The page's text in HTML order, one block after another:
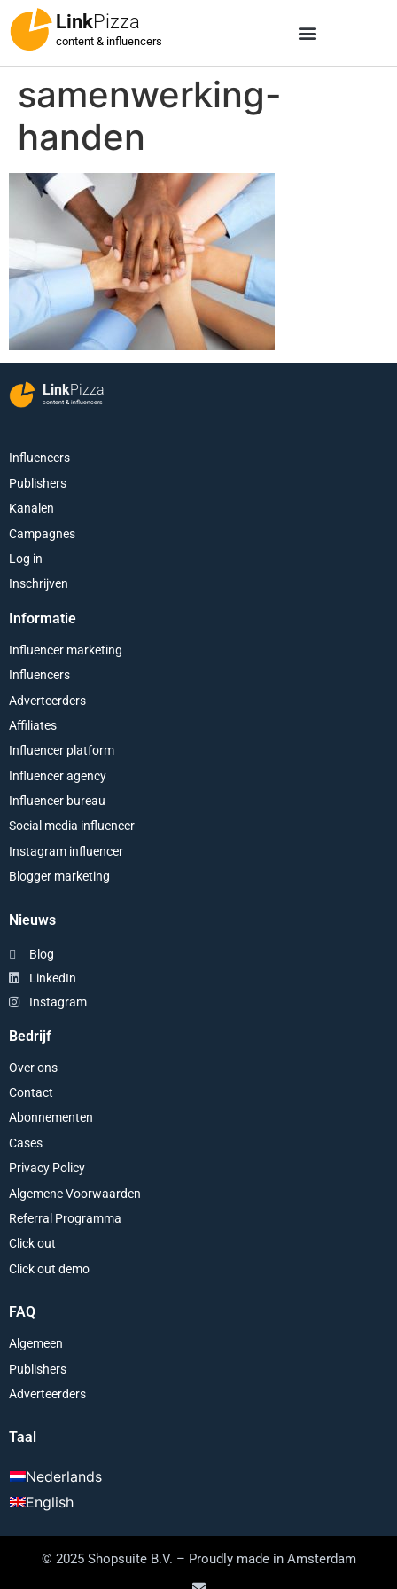
LinkPizza
content & influencers
samenwerking-
handen
LinkPizza
content & influencers
Influencers
Publishers
Kanalen
Campagnes
Log in
Inschrijven
Informatie
Influencer marketing
Influencers
Adverteerders
Affiliates
Influencer platform
Influencer agency
Influencer bureau
Social media influencer
Instagram influencer
Blogger marketing
Nieuws
Blog
LinkedIn
Instagram
Bedrijf
Over ons
Contact
Abonnementen
Cases
Privacy Policy
Algemene Voorwaarden
Referral Programma
Click out
Click out demo
FAQ
Algemeen
Publishers
Adverteerders
Taal
Nederlands
English
© 2025 Shopsuite B.V. – Proudly made in Amsterdam